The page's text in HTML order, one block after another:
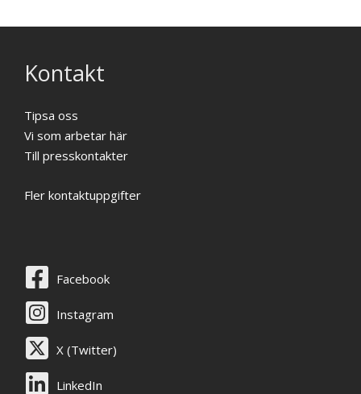
Kontakt
Tipsa oss
Vi som arbetar här
Till presskontakter
Fler kontaktuppgifter
Facebook
Instagram
X (Twitter)
LinkedIn